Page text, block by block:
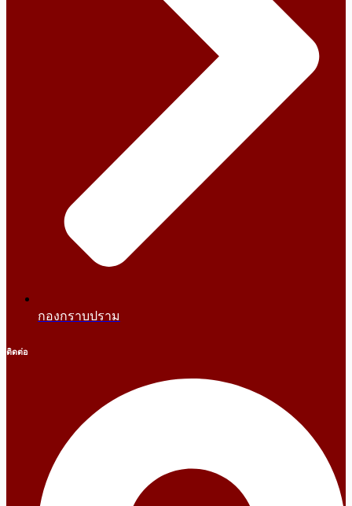
กองกราบปราม
ติดต่อ